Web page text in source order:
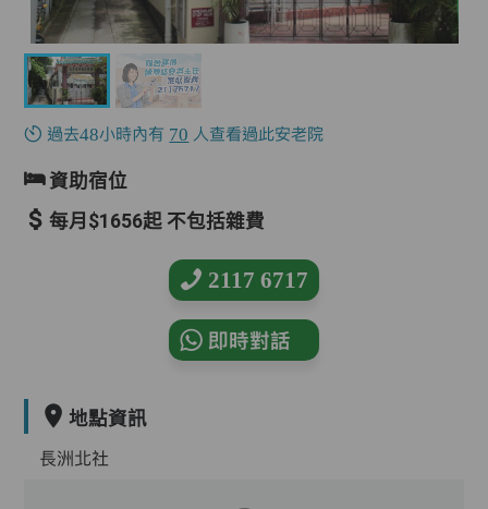
過去48小時內有 70 人查看過此安老院
資助宿位
每月$1656起 不包括雜費
2117 6717
即時對話
地點資訊
長洲北社